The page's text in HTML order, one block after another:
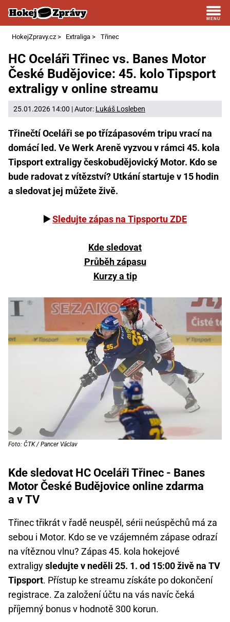
HokejZpravy.cz > Extraliga > Třinec
HC Oceláři Třinec vs. Banes Motor
České Budějovice: 45. kolo Tipsport
extraligy v online streamu
25.01.2026 14:00 | Autor: Lukáš Losleben
Třinečtí Oceláři se po třízápasovém tripu vrací na
domácí led. Ve Werk Areně vyzvou v rámci 45. kola
Tipsport extraligy českobudějovický Motor. Kdo se
bude radovat z vítězství? Utkání startuje v 15 hodin
a sledovat jej můžete živě.
▶️Sledujte zápas na Tipsportu ZDE
Kde sledovat
Průběh zápasu
Kurzy a tip
Foto: ČTK / Pancer Václav
Kde sledovat HC Oceláři Třinec - Banes
Motor České Budějovice online zdarma
a v TV
Třinec třikrát v řadě neuspěl, sérii neúspěchů má za
sebou i Motor. Kdo se ve vzájemném zápase odrazí
na vítěznou vlnu? Zápas 45. kola hokejové
extraligysledujte v neděli 25. 1. od 15:00 živě na TV
Tipsport. Přístup ke streamu získáte po dokončení
registrace. Za založení účtu na vás navíc čeká
příjemný bonus v hodnotě 300 korun.